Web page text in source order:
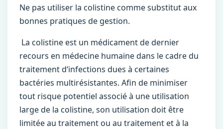
Ne pas utiliser la colistine comme substitut aux
bonnes pratiques de gestion.
La colistine est un médicament de dernier
recours en médecine humaine dans le cadre du
traitement d‘infections dues à certaines
bactéries multirésistantes. Afin de minimiser
tout risque potentiel associé à une utilisation
large de la colistine, son utilisation doit être
limitée au traitement ou au traitement et à la